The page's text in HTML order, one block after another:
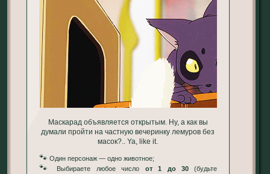
Маскарад объявляется открытым. Ну, а как вы
думали пройти на частную вечеринку лемуров без
масок?.. Ya, like it.
🐾 Один персонаж — одно животное;
🐾 Выбираете любое число от 1 до 30(будьте